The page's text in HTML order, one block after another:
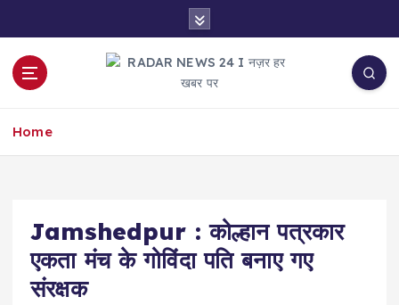
o
Home
Jamshedpur : कोल्हान पत्रकार
एकता मंच के गोविंदा पति बनाए गए
संरक्षक